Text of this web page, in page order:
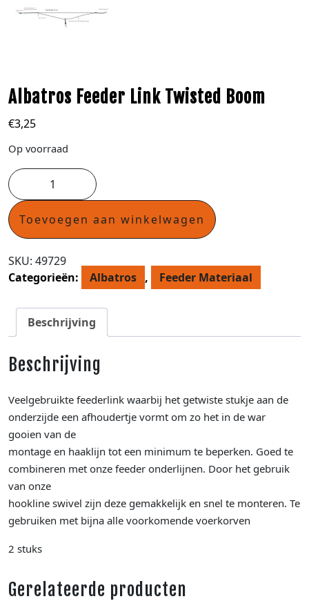
Albatros Feeder Link Twisted Boom
€3,25
Op voorraad
Toevoegen aan winkelwagen
SKU: 49729
Categorieën:
Albatros , Feeder Materiaal
Beschrijving
Beschrijving
Veelgebruikte feederlink waarbij het getwiste stukje aan de
onderzijde een afhoudertje vormt om zo het in de war
gooien van de
montage en haaklijn tot een minimum te beperken. Goed te
combineren met onze feeder onderlijnen. Door het gebruik
van onze
hookline swivel zijn deze gemakkelijk en snel te monteren. Te
gebruiken met bijna alle voorkomende voerkorven
2 stuks
Gerelateerde producten